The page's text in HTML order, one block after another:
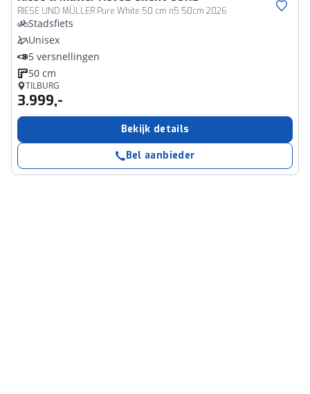
RIESE UND MÜLLER Pure White 50 cm n5 50cm 2026
Stadsfiets
Unisex
5 versnellingen
50 cm
TILBURG
3.999,-
Bekijk details
Bel aanbieder